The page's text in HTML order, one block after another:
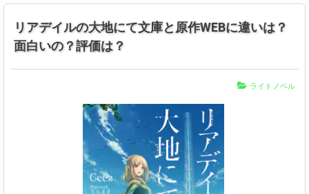
リアデイルの大地にて文庫と原作WEBに違いは？
面白いの？評価は？
ライトノベル